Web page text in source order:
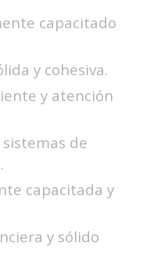
capacitado
y cohesiva.
y atención
de
capacitada y
y sólido